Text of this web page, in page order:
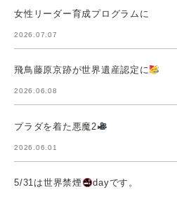
女性リーダー育成プログラムに
2026.07.07
飛鳥藤原京跡が世界遺産認定に
2026.06.08
プラダを着た悪魔2
2026.06.01
5/31は世界禁煙 dayです。